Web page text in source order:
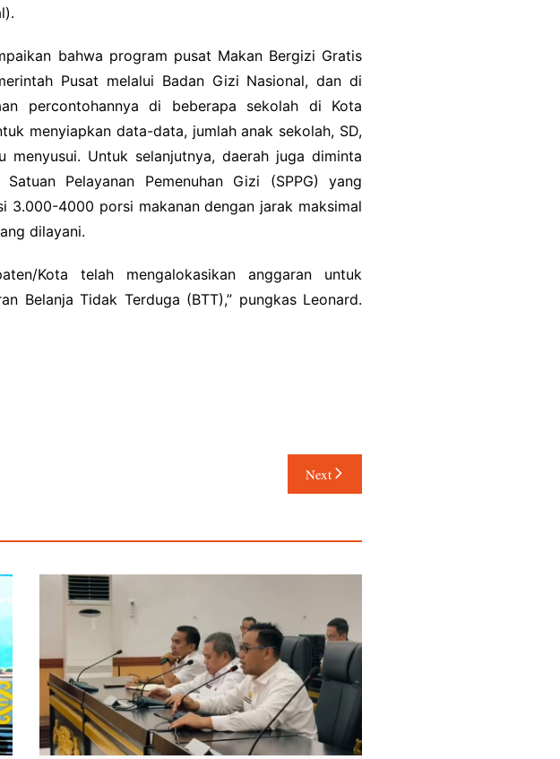
bahwa program pusat Makan Bergizi Gratis
Pusat melalui Badan Gizi Nasional, dan di
percontohannya di beberapa sekolah di Kota
menyiapkan data-data, jumlah anak sekolah, SD,
menyusui. Untuk selanjutnya, daerah juga diminta
Pelayanan Pemenuhan Gizi (SPPG) yang
3.000-4000 porsi makanan dengan jarak maksimal
dilayani.
Kota telah mengalokasikan anggaran untuk
Belanja Tidak Terduga (BTT),” pungkas Leonard.
Next